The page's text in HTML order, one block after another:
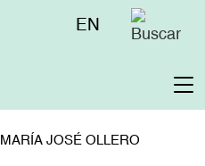
Menú
EN
MARÍA JOSÉ OLLERO